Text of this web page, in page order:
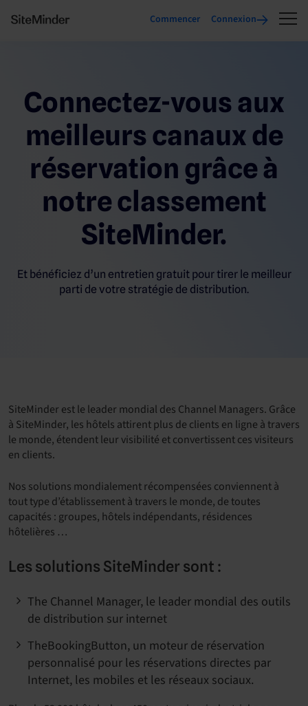
Commencer Connexion
Connectez-vous aux
meilleurs canaux de
réservation grâce à
notre classement
SiteMinder.
Et bénéficiez d’un entretien gratuit pour tirer le meilleur
parti de votre stratégie de distribution.
SiteMinder est le leader mondial des Channel Managers. Grâce
à SiteMinder, les hôtels attirent plus de clients en ligne à travers
le monde, étendent leur visibilité et convertissent ces visiteurs
en clients.
Nos solutions mondialement récompensées conviennent à
tout type d’établissement à travers le monde, de toutes
capacités : groupes, hôtels indépendants, résidences
hôtelières …
Les solutions SiteMinder sont :
The Channel Manager, le leader mondial des outils
de distribution sur internet
TheBookingButton, un moteur de réservation
personnalisé pour les réservations directes par
Internet, les mobiles et les réseaux sociaux.